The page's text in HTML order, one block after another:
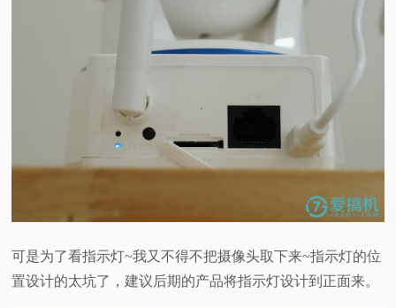
可是为了看指示灯~我又不得不把摄像头取下来~指示灯的位
置设计的太坑了，建议后期的产品将指示灯设计到正面来。